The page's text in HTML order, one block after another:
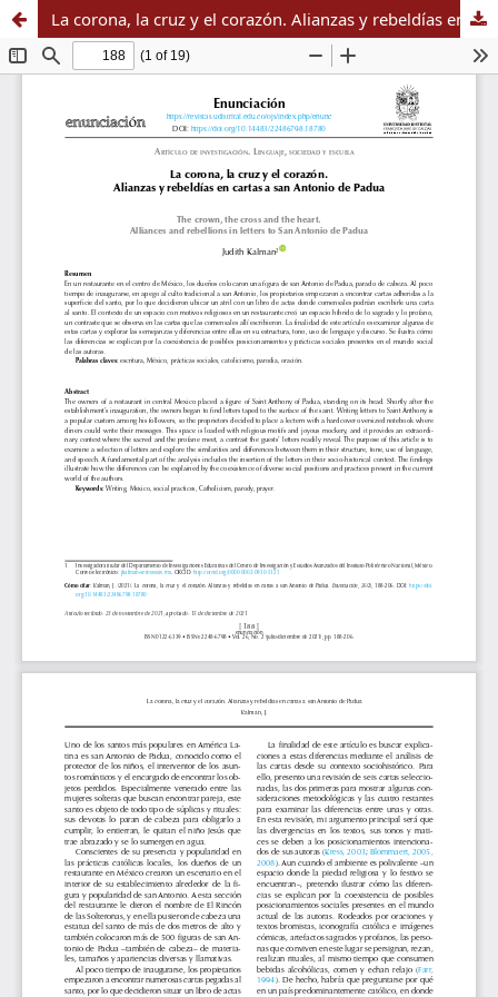
La corona, la cruz y el corazón. Alianzas y rebeldías en cartas a san Antonio de Padua